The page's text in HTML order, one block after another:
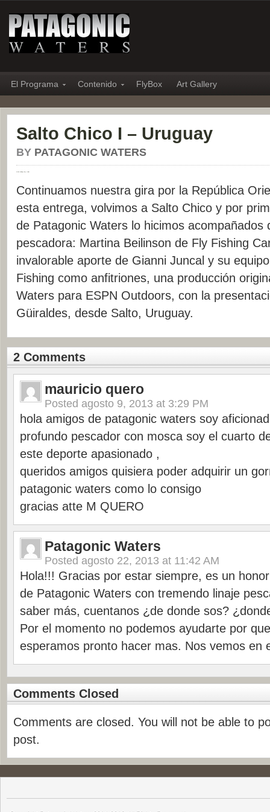
El Programa Contenido FlyBox Art Gallery
Salto Chico I – Uruguay
BY PATAGONIC WATERS
Continuamos nuestra gira por la República
esta entrega, volvimos a Salto Chico y por
de Patagonic Waters lo hicimos acompañados
pescadora: Martina Beilinson de Fly Fishing
invalorable aporte de Gianni Juncal y su
Fishing como anfitriones, una producción
Waters para ESPN Outdoors, con la
Güiraldes, desde Salto, Uruguay.
2 Comments
mauricio quero
Posted agosto 9, 2013 at 3:29 PM
hola amigos de patagonic waters soy
profundo pescador con mosca soy el cuarto
este deporte apasionado ,
queridos amigos quisiera poder adquirir un
patagonic waters como lo consigo
gracias atte M QUERO
Patagonic Waters
Posted agosto 22, 2013 at 11:42 AM
Hola!!! Gracias por estar siempre, es un
de Patagonic Waters con tremendo linaje
saber más, cuentanos ¿de donde sos?
Por el momento no podemos ayudarte por
esperamos pronto hacer mas. Nos vemos en
Comments Closed
Comments are closed. You will not be able to
post.